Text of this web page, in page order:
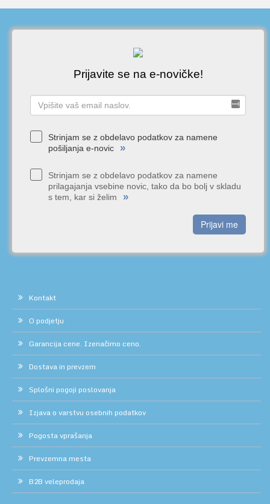
Prijavite se na e-novičke!
Strinjam se z obdelavo podatkov za namene
pošiljanja e-novic
»
Strinjam se z obdelavo podatkov za namene
prilagajanja vsebine novic, tako da bo bolj v skladu
s tem, kar si želim
»
Prijavi me
Kontakt
O podjetju
Garancija cene. Izenačimo ceno.
Dostava in prevzem
Splošni pogoji poslovanja
Izjava o varstvu osebnih podatkov
Pogosta vprašanja
Prevzemna mesta
B2B veleprodaja